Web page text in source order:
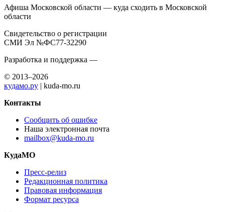
Афиша Московской области — куда сходить в Московской
области
Свидетельство о регистрации
СМИ Эл №ФС77-32290
Разработка и поддержка —
© 2013–2026
кудамо.ру | kuda-mo.ru
Контакты
Сообщить об ошибке
Наша электронная почта
mailbox@kuda-mo.ru
КудаМО
Пресс-релиз
Редакционная политика
Правовая информация
Формат ресурса